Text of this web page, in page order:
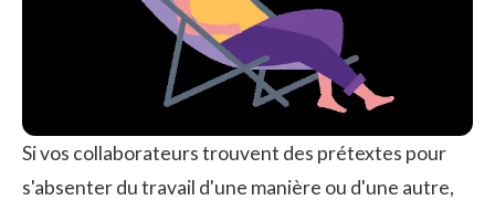
Si vos collaborateurs trouvent des prétextes pour
s'absenter du travail d'une manière ou d'une autre,